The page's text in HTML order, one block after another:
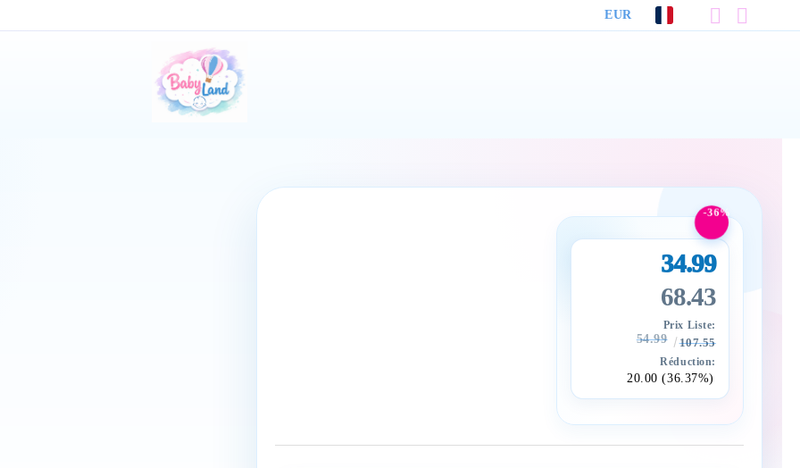
EUR
-36%
34.99
68.43
Prix Liste:
54.99 107.55
Réduction:
20.00 (36.37%)